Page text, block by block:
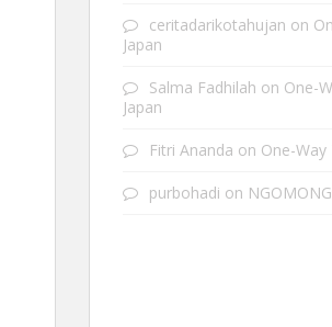
ceritadarikotahujan on
Japan
Salma Fadhilah on One-
Japan
Fitri Ananda on One-Way
purbohadi on